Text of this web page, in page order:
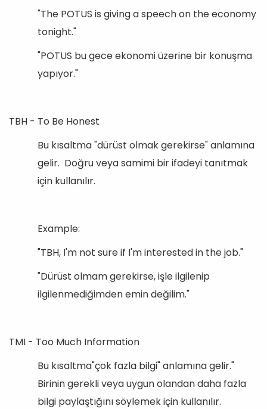
"The POTUS is giving a speech on the economy
tonight."
"POTUS bu gece ekonomi üzerine bir konuşma
yapıyor."
TBH - To Be Honest
Bu kısaltma "dürüst olmak gerekirse" anlamına
gelir. Doğru veya samimi bir ifadeyi tanıtmak
için kullanılır.
Example:
"TBH, I'm not sure if I'm interested in the job."
"Dürüst olmam gerekirse, işle ilgilenip
ilgilenmediğimden emin değilim."
TMI - Too Much Information
Bu kısaltma"çok fazla bilgi" anlamına gelir."
Birinin gerekli veya uygun olandan daha fazla
bilgi paylaştığını söylemek için kullanılır.